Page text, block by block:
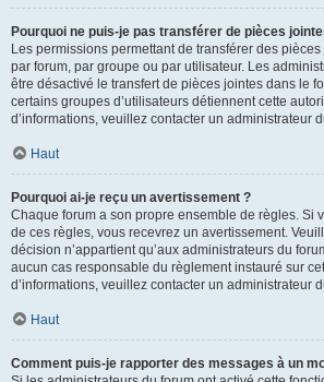
Pourquoi ne puis-je pas transférer de pièces
Les permissions permettant de transférer des
par forum, par groupe ou par utilisateur. Les
être désactivé le transfert de pièces jointes dans le
certains groupes d’utilisateurs détiennent cette
d’informations, veuillez contacter un administrateur
Haut
Pourquoi ai-je reçu un avertissement ?
Chaque forum a son propre ensemble de règles. Si
de ces règles, vous recevrez un avertissement.
décision n’appartient qu’aux administrateurs du
aucun cas responsable du règlement instauré sur
d’informations, veuillez contacter un administrateur
Haut
Comment puis-je rapporter des messages à un